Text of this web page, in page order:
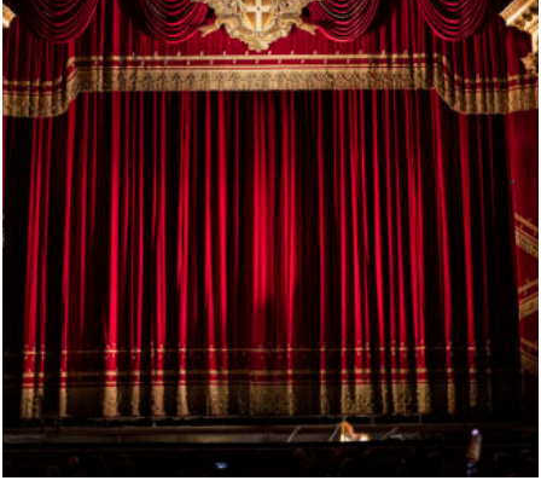
PORTRAIT MILANO, OU L’OPÉRA COMME ART DE SÉJOUR